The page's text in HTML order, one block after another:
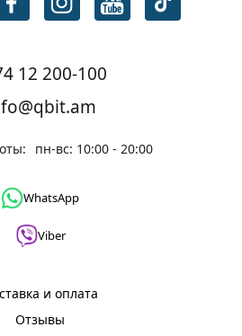
12 200-100
пн-вс: 10:00 - 20:00
WhatsApp
Viber
и оплата
Отзывы